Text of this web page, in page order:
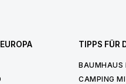
TIPPS FÜR
BAUMHAUS
CAMPING